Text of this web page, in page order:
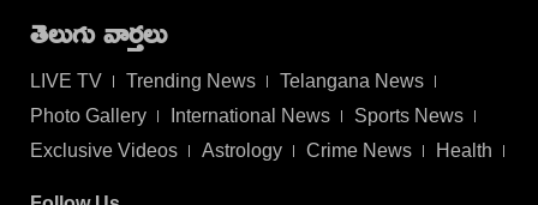
తెలుగు వార్తలు
LIVE TV Trending News
Telangana News
Photo Gallery
International News
Sports News
Exclusive Videos
Astrology Crime News Health